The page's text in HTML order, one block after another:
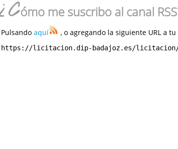
¿Cómo me suscribo al canal
Pulsando aquí , o agregando la siguiente URL a tu
https://licitacion.dip-badajoz.es/licitacion/